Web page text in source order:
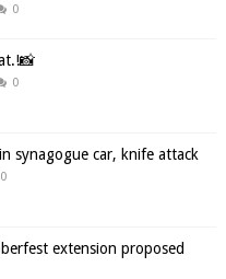
0
0
synagogue car, knife attack
0
extension proposed